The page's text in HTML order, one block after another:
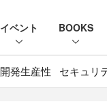
イベント BOOKS
開発生産性 セキュリ